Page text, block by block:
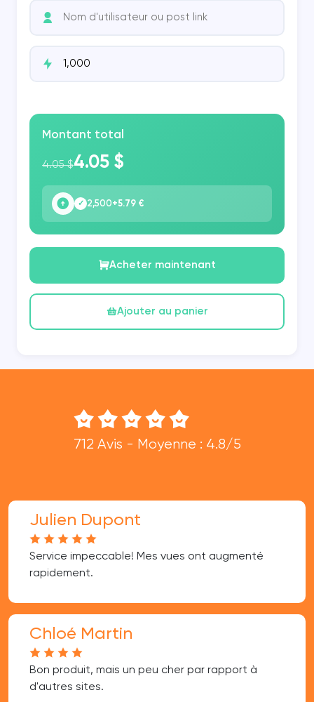
Montant total
4.05 $4.05 $
✓ 2,500+5.79 €
Acheter maintenant
Ajouter au panier
712 Avis - Moyenne : 4.8/5
Julien Dupont
Service impeccable! Mes vues ont augmenté
rapidement.
Chloé Martin
Bon produit, mais un peu cher par rapport à
d'autres sites.